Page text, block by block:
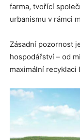
farma, tvořící
urbanismu v rámci
Zásadní pozornost
hospodářství – od
maximální recyklaci